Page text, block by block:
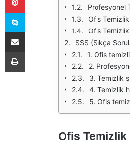
Profesyonel
Ofis
Ofis
SSS (Sıkça
1. Ofis
2.
3. Temizlik
4. Temizlik
5. Ofis
Ofis
Skype
E-Posta ile paylaş